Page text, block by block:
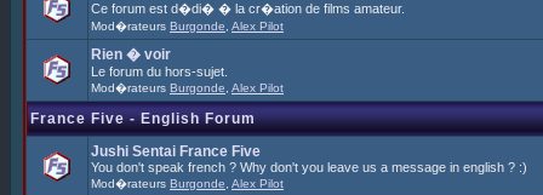
Ce forum est d�di� � la cr�ation de films amateur.
Mod�rateurs Burgonde Alex Pilot
Rien � voir
Le forum du hors-sujet.
Mod�rateurs Burgonde Alex Pilot
France Five - English Forum
Jushi Sentai France Five
You don't speak french ? Why don't you leave us a message in english ? :)
Mod�rateurs Burgonde Alex Pilot